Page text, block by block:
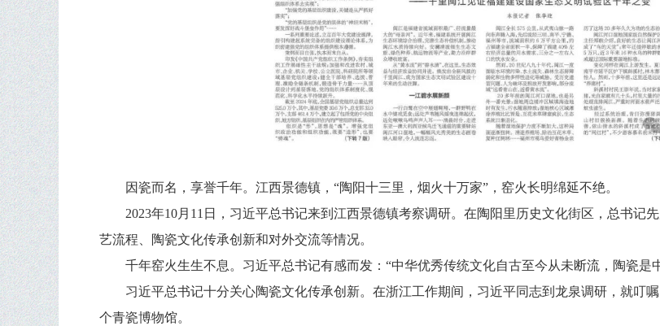
因瓷而名，享誉千年。江西景德镇，“陶阳十三里，烟火十万家”，窑火长明绵延不绝。
2023年10月11日，习近平总书记来到江西景德镇考察调研。在陶阳里历史文化街区，总书记
艺流程、陶瓷文化传承创新和对外交流等情况。
千年窑火生生不息。习近平总书记有感而发：“中华优秀传统文化自古至今从未断流，陶瓷是
习近平总书记十分关心陶瓷文化传承创新。在浙江工作期间，习近平同志到龙泉调研，就叮
个青瓷博物馆。